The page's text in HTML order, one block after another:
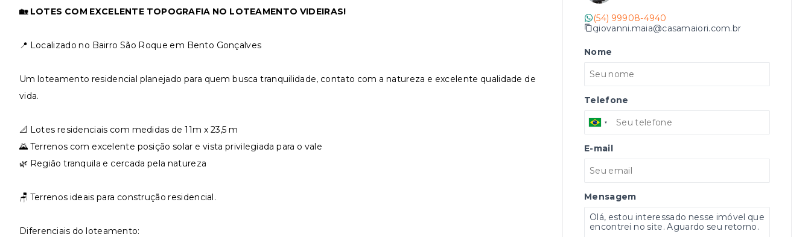
🏡 LOTES COM EXCELENTE TOPOGRAFIA NO LOTEAMENTO VIDEIRAS!
📍 Localizado no Bairro São Roque em Bento Gonçalves
Um loteamento residencial planejado para quem busca tranquilidade, contato com a natureza e excelente qualidade de
vida.
📐 Lotes residenciais com medidas de 11m x 23,5 m
🌄 Terrenos com excelente posição solar e vista privilegiada para o vale
🌿 Região tranquila e cercada pela natureza
🪑 Terrenos ideais para construção residencial.
Diferenciais do loteamento:
(54) 99908-4940
giovanni.maia@casamaiori.com.br
Nome
Telefone
E-mail
Mensagem